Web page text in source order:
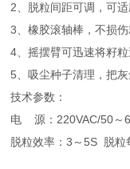
2、脱粒间距可调，可
3、橡胶滚轴棒，不损伤
4、摇摆臂可迅速将籽粒
5、吸尘种子清理，把
技术参数：
电 源：220VAC/50～
脱粒效率：3～5S 脱粒